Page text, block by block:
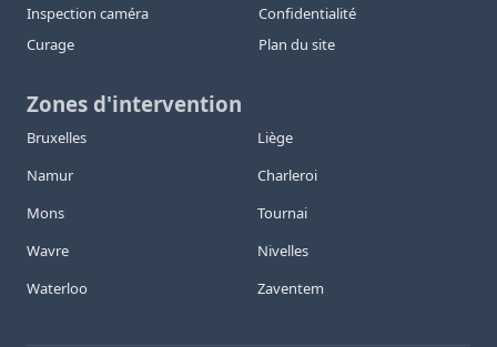
Inspection caméra
Curage
Confidentialité
Plan du site
Zones d'intervention
Bruxelles
Liège
Namur
Charleroi
Mons
Tournai
Wavre
Nivelles
Waterloo
Zaventem